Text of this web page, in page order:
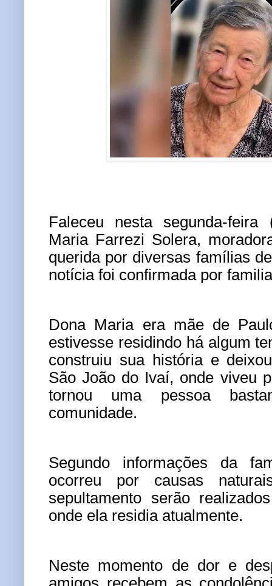
Faleceu nesta segunda-
Maria Farrezi Solera,
querida por diversas famílias
notícia foi confirmada por
Dona Maria era mãe de
estivesse residindo há algum
construiu sua história e
São João do Ivaí, onde viveu
tornou uma pessoa
comunidade.
Segundo informações da
ocorreu por causas
sepultamento serão
onde ela residia atualmente.
Neste momento de dor e